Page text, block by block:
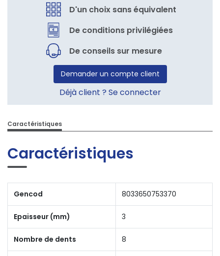
D'un choix sans équivalent
De conditions privilégiées
De conseils sur mesure
Demander un compte client
Déjà client ? Se connecter
Caractéristiques
Caractéristiques
Gencod 8033650753370
Epaisseur (mm) 3
Nombre de dents 8